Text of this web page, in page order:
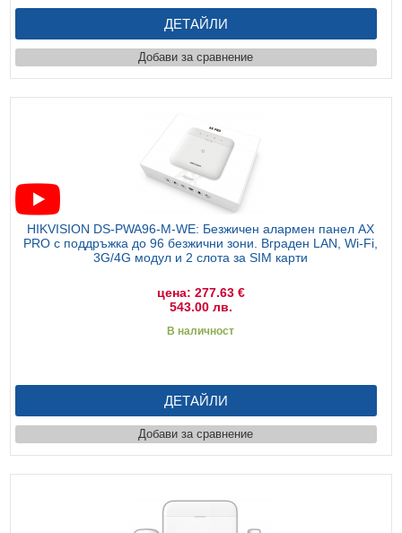
ДЕТАЙЛИ
Добави за сравнение
HIKVISION DS-PWA96-M-WE: Безжичен алармен панел AX
PRO с поддръжка до 96 безжични зони. Вграден LAN, Wi-Fi,
3G/4G модул и 2 слота за SIM карти
цена: 277.63 €
543.00 лв.
В наличност
ДЕТАЙЛИ
Добави за сравнение